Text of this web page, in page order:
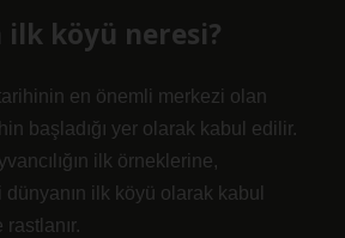
ilk köyü neresi?
en önemli merkezi olan
başladığı yer olarak kabul edilir.
ilk örneklerine,
dünyanın ilk köyü olarak kabul